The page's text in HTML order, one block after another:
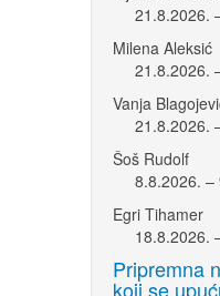
21.8.2026.
Milena Aleksić
21.8.2026.
Vanja
21.8.2026.
Šoš Rudolf
8.8.2026. –
Egri Tihamer
18.8.2026.
Pripremna
koji se